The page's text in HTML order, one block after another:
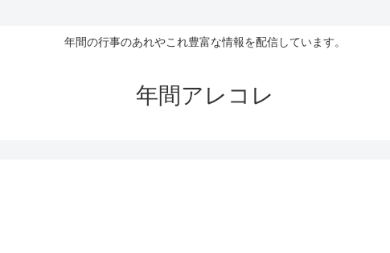
年間の行事のあれやこれ豊富な情報を配信しています。
年間アレコレ